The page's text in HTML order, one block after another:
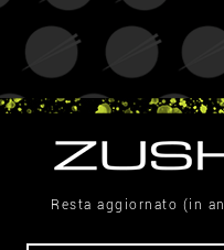
Resta aggiornato (in